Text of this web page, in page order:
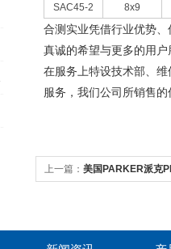
SAC45-2
8x9
合测实业凭借行业优势
真诚的希望与更多的用
在服务上特设技术部、
服务，我们公司所销售
上一篇： 美国PARKER派克